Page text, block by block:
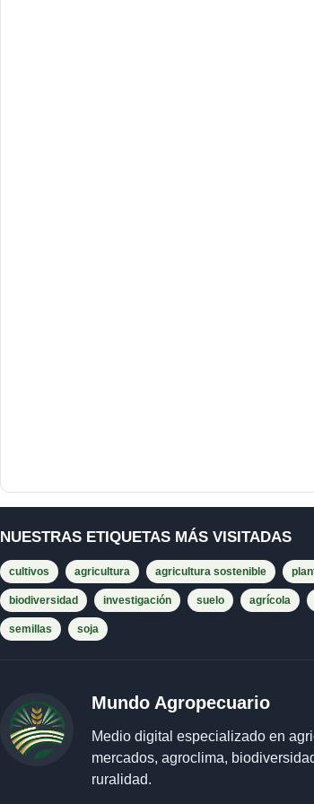
NUESTRAS ETIQUETAS MÁS VISITADAS
cultivos agricultura agricultura sostenible
biodiversidad investigación suelo agrícola
semillas soja
Mundo Agropecuario
Medio digital especializado en
mercados, agroclima,
ruralidad.